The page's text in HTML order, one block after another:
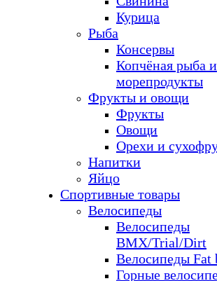
Курица
Рыба
Консервы
Копчёная рыба и
морепродукты
Фрукты и овощи
Фрукты
Овощи
Орехи и
Напитки
Яйцо
Спортивные товары
Велосипеды
Велосипеды
BMX/Trial/Dirt
Велосипеды Fat
Горные